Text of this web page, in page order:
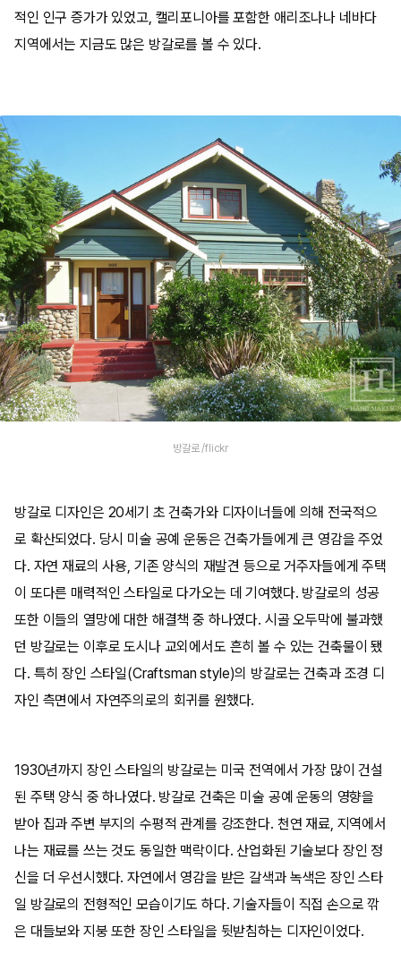
적인 인구 증가가 있었고, 캘리포니아를 포함한 애리조나나 네바다
지역에서는 지금도 많은 방갈로를 볼 수 있다.
방갈로 /flickr
방갈로 디자인은 20세기 초 건축가와 디자이너들에 의해 전국적으
로 확산되었다. 당시 미술 공예 운동은 건축가들에게 큰 영감을 주었
다. 자연 재료의 사용, 기존 양식의 재발견 등으로 거주자들에게 주택
이 또다른 매력적인 스타일로 다가오는 데 기여했다. 방갈로의 성공
또한 이들의 열망에 대한 해결책 중 하나였다. 시골 오두막에 불과했
던 방갈로는 이후로 도시나 교외에서도 흔히 볼 수 있는 건축물이 됐
다. 특히 장인 스타일(Craftsman style)의 방갈로는 건축과 조경 디
자인 측면에서 자연주의로의 회귀를 원했다.
1930년까지 장인 스타일의 방갈로는 미국 전역에서 가장 많이 건설
된 주택 양식 중 하나였다. 방갈로 건축은 미술 공예 운동의 영향을
받아 집과 주변 부지의 수평적 관계를 강조한다. 천연 재료, 지역에서
나는 재료를 쓰는 것도 동일한 맥락이다. 산업화된 기술보다 장인 정
신을 더 우선시했다. 자연에서 영감을 받은 갈색과 녹색은 장인 스타
일 방갈로의 전형적인 모습이기도 하다. 기술자들이 직접 손으로 깎
은 대들보와 지붕 또한 장인 스타일을 뒷받침하는 디자인이었다.